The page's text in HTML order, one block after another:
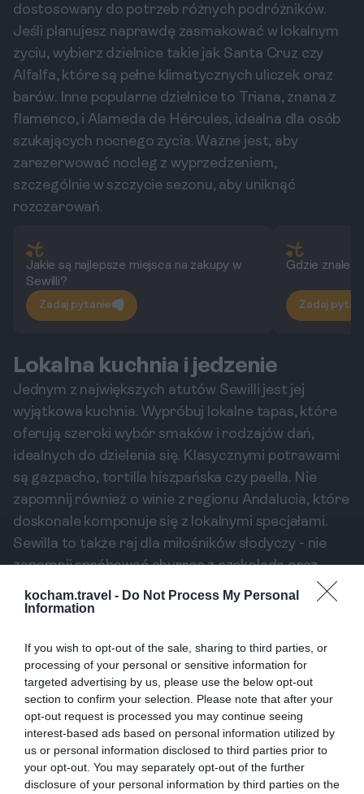
kocham.travel - Do Not Process My Personal
Information
If you wish to opt-out of the sale, sharing to third parties, or
processing of your personal or sensitive information for
targeted advertising by us, please use the below opt-out
section to confirm your selection. Please note that after your
opt-out request is processed you may continue seeing
interest-based ads based on personal information utilized by
us or personal information disclosed to third parties prior to
your opt-out. You may separately opt-out of the further
disclosure of your personal information by third parties on the
dostosowany do potrzeb różnych podróżników.
Jeśli planujesz naprawdę zasmakować w lokalnym
życiu, wybierz dzielnice takie jak Santa Cruz czy
Alfalfa, które są pełne klimatycznych uliczek oraz
barów. Inne popularne dzielnice to Triana, znana z
flamenco, i Alameda de Hércules, idealna dla osób
szukających nocnego życia. Ważne jest, aby
zarezerwować nocleg z wyprzedzeniem,
szczególnie w szczycie sezonu, aby uniknąć
rozczarowań.
Jakie są najlepsze miejsca na zakupy w
Sewilli?
Zadaj pytanie
Gdzie
Zadaj
Lokalna kuchnia i jedzenie
Jednym z największych atutów Sewilli jest jej
wyjątkowa kuchnia. Wypróbuj lokalne tapas, które
oferują szeroki wybór smaków i rodzajów dań,
idealnych do dzielenia się. Klasycznymi potrawami
są gazpacho, tortilla hiszpańska czy paella. Nie
zapomnij również o winie z regionu Andalucia, które
doskonale komponuje się z lokalnymi specjałami.
Sewilla to także raj dla miłośników słodyczy - nie
zapomnij spróbować churros z czekoladą oraz
keksów marcepanowych.
Alameda de Hércules –
kulturowe serce Sewilli
Na wieczór obowiązkowym punktem wizyty w
Sewilli jest Alameda de Hércules, czyli modny plac,
na którym tętni życie nocne. To miejsce pełne
restauracji, barów i klubów, które oferują szeroki
wachlarz kuchni lokalnej i międzynarodowej.
Spacerując po placu, napotkasz nie tylko